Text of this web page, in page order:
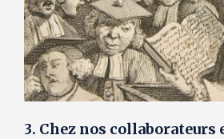
3. Chez nos collaborateurs